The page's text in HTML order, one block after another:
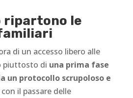
ripartono le
di un accesso libero alle
piuttosto di una prima fase
un protocollo scrupoloso e
con il passare delle